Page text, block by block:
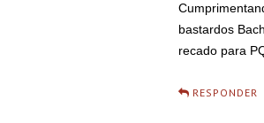
bastardos
recado para
RESPONDER